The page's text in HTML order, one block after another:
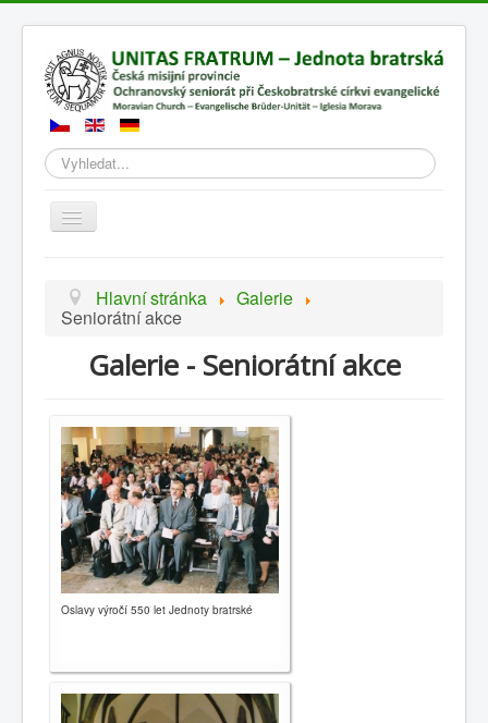
Hledat
Přepnout
navigaci
12345
Oznámení
Hlavní stránka Galerie
Seniorátní akce
Galerie - Seniorátní akce
Oslavy výročí 550 let Jednoty bratrské